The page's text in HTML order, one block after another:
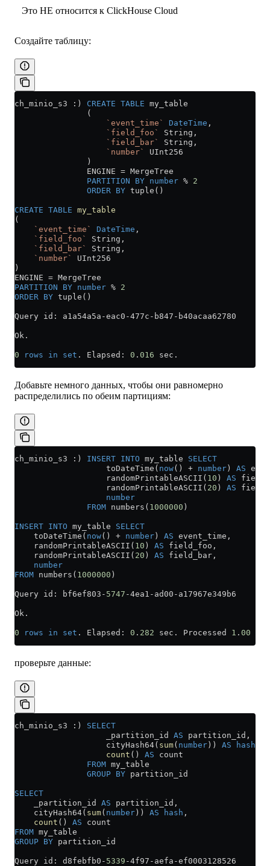
Это НЕ относится к ClickHouse Cloud
Создайте таблицу:
ch_minio_s3 :) CREATE TABLE my_table
               (
                   `event_time`
DateTime ,
                   `field_foo`
String,
                   `field_bar`
String,
                   `number`
UInt256
               )
               ENGINE
= MergeTree
               PARTITION
BY number % 2
               ORDER BY
tuple()
CREATE TABLE my_table
(
    `event_time`
DateTime ,
    `field_foo`
String,
    `field_bar`
String,
    `number`
UInt256
)
ENGINE = MergeTree
PARTITION BY number % 2
ORDER BY tuple()
Query id: a1a54a5a -eac0 -477c - b847 - b40acaa62780
Ok.
0 rows in set . Elapsed: 0 . 016 sec.
Добавьте немного данных, чтобы они равномерно
распределились по обеим партициям:
ch_minio_s3 :) INSERT INTO my_table SELECT
                   toDateTime(
now() + number) AS
                   randomPrintableASCII(
10 ) AS
                   randomPrintableASCII(
20 ) AS
                   number
               FROM
numbers( 1000000 )
INSERT INTO my_table SELECT
    toDateTime(
now() + number) AS event_time,
    randomPrintableASCII(
10 ) AS field_foo,
    randomPrintableASCII(
20 ) AS field_bar,
    number
FROM numbers( 1000000 )
Query id: bf6ef803 - 5747 -4ea1 - ad00 - a17967e349b6
Ok.
0 rows in set . Elapsed: 0 . 282 sec. Processed 1 . 00
проверьте данные:
ch_minio_s3 :) SELECT
                   _partition_id
AS partition_id,
                   cityHash64(
sum( number)) AS hash
                   count
() AS count
               FROM
my_table
               GROUP BY
partition_id
SELECT
    _partition_id
AS partition_id,
    cityHash64(
sum( number)) AS hash ,
    count
() AS count
FROM my_table
GROUP BY partition_id
Query id: d8febfb0 - 5339 -4f97 - aefa -ef0003128526